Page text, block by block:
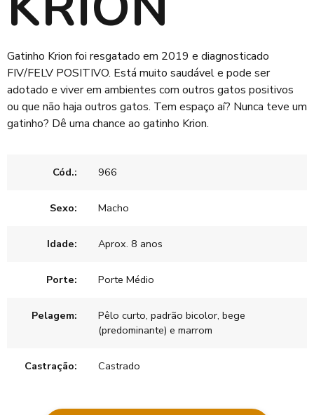
Gatinho Krion foi resgatado em 2019 e diagnosticado
FIV/FELV POSITIVO. Está muito saudável e pode ser
adotado e viver em ambientes com outros gatos positivos
ou que não haja outros gatos. Tem espaço aí? Nunca teve um
gatinho? Dê uma chance ao gatinho Krion.
Cód.: 966
Sexo: Macho
Idade: Aprox. 8 anos
Porte: Porte Médio
Pelagem:
Pêlo curto, padrão bicolor, bege
(predominante) e marrom
Castração: Castrado